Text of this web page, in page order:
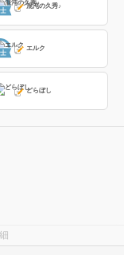
混沌の久秀♪
エルク
どらぼし